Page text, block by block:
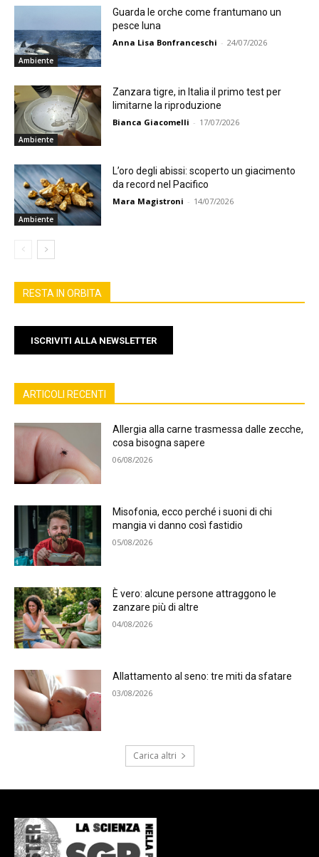
Ambiente
Guarda le orche come frantumano un
pesce luna
Anna Lisa Bonfranceschi - 24/07/2026
Ambiente
Zanzara tigre, in Italia il primo test per
limitarne la riproduzione
Bianca Giacomelli - 17/07/2026
Ambiente
L’oro degli abissi: scoperto un giacimento
da record nel Pacifico
Mara Magistroni - 14/07/2026
RESTA IN ORBITA
ISCRIVITI ALLA NEWSLETTER
ARTICOLI RECENTI
Allergia alla carne trasmessa dalle zecche,
cosa bisogna sapere
06/08/2026
Misofonia, ecco perché i suoni di chi
mangia vi danno così fastidio
05/08/2026
È vero: alcune persone attraggono le
zanzare più di altre
04/08/2026
Allattamento al seno: tre miti da sfatare
03/08/2026
Carica altri